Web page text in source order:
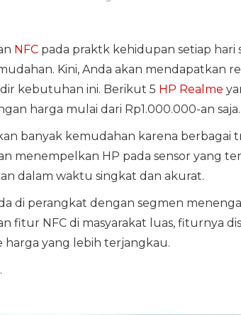
NFCpada praktk kehidupan setiap hari
Kini, Anda akan mendapatkan
kebutuhan ini. Berikut 5 HP Realme
harga mulai dari Rp1.000.000-an saja.
banyak kemudahan karena berbagai
menempelkan HP pada sensor yang
dalam waktu singkat dan akurat.
di perangkat dengan segmen
fitur NFC di masyarakat luas, fiturnya
yang lebih terjangkau.